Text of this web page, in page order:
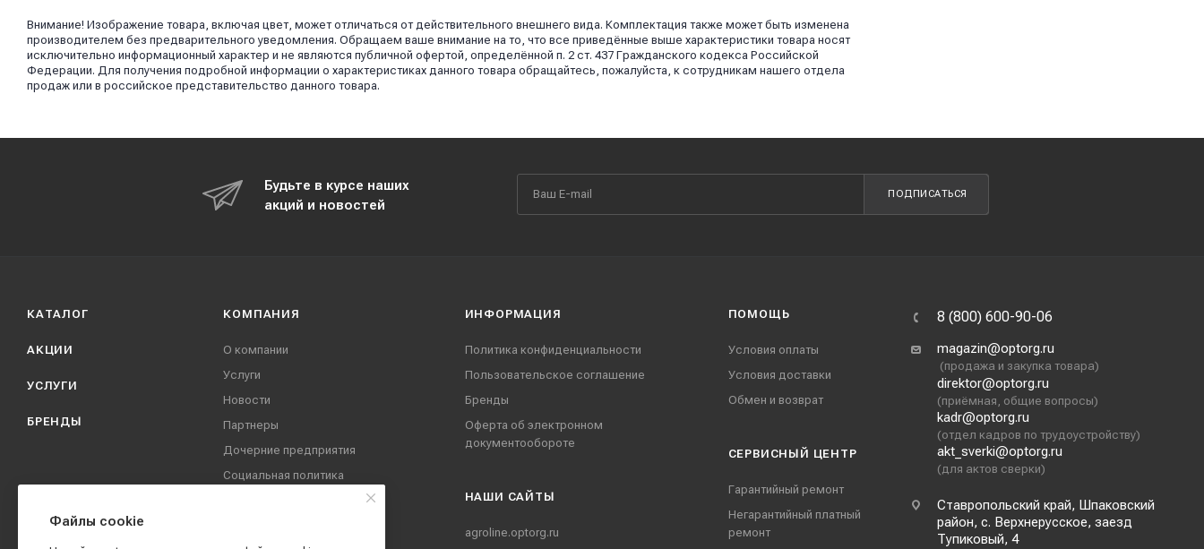
Внимание! Изображение товара, включая цвет, может отличаться от действительного внешнего вида. Комплектация также может быть изменена
производителем без предварительного уведомления. Обращаем ваше внимание на то, что все приведённые выше характеристики товара носят
исключительно информационный характер и не являются публичной офертой, определённой п. 2 ст. 437 Гражданского кодекса Российской
Федерации. Для получения подробной информации о характеристиках данного товара обращайтесь, пожалуйста, к сотрудникам нашего отдела
продаж или в российское представительство данного товара.
Будьте в курсе наших
акций и новостей
ПОДПИСАТЬСЯ
КАТАЛОГ
АКЦИИ
УСЛУГИ
БРЕНДЫ
КОМПАНИЯ
О компании
Услуги
Новости
Партнеры
Дочерние предприятия
Социальная политика
Вакансии
ИНФОРМАЦИЯ
Политика конфиденциальности
Пользовательское соглашение
Бренды
Оферта об электронном
документообороте
НАШИ CАЙТЫ
agroline.optorg.ru
ПОМОЩЬ
Условия оплаты
Условия доставки
Обмен и возврат
СЕРВИСНЫЙ ЦЕНТР
Гарантийный ремонт
Негарантийный платный
ремонт
8 (800) 600-90-06
magazin@optorg.ru
(продажа и закупка товара)
direktor@optorg.ru
(приёмная, общие вопросы)
kadr@optorg.ru
(отдел кадров по трудоустройству)
akt_sverki@optorg.ru
(для актов сверки)
Ставропольский край, Шпаковский
район, с. Верхнерусское, заезд
Тупиковый, 4
Файлы cookie